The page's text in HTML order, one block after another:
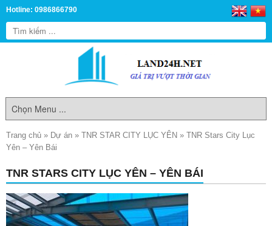
Hotline: 0986866790
Trang chủ » Dự án » TNR STAR CITY LỤC YÊN » TNR Stars City Lục
Yên – Yên Bái
TNR STARS CITY LỤC YÊN – YÊN BÁI